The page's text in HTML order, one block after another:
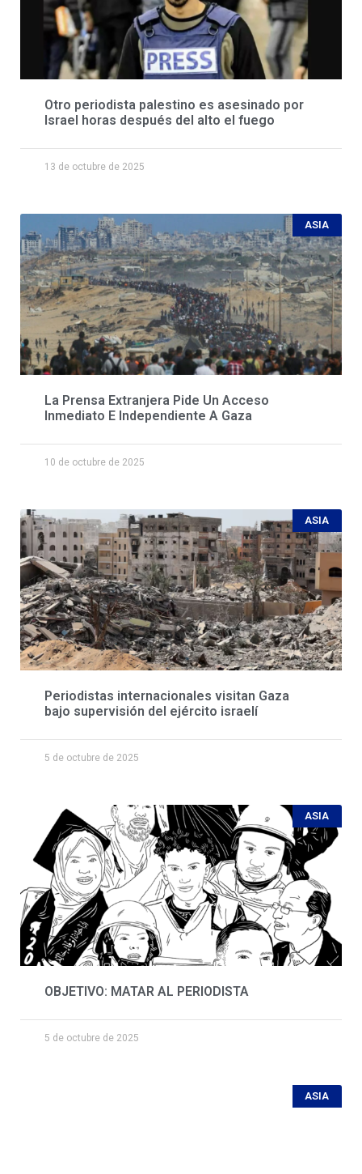
Otro periodista palestino es asesinado por
Israel horas después del alto el fuego
13 de octubre de 2025
ASIA
La Prensa Extranjera Pide Un Acceso
Inmediato E Independiente A Gaza
10 de octubre de 2025
ASIA
Periodistas internacionales visitan Gaza
bajo supervisión del ejército israelí
5 de octubre de 2025
ASIA
OBJETIVO: MATAR AL PERIODISTA
5 de octubre de 2025
ASIA